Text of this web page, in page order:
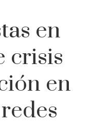
en
crisis
en